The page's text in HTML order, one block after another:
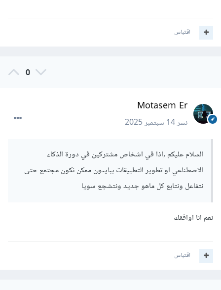
اقتباس
0
Motasem Er
نشر14 سبتمبر 2025
السلام عليكم ,اذا في اشخاص مشتركين في دورة الذكاء
الاصطناعي او تطوير التطبيقات ببايثون ممكن نكون مجتمع حتى
نتفاعل ونتابع كل ماهو جديد ونتشجع سويا
نعم انا اوافقك
اقتباس